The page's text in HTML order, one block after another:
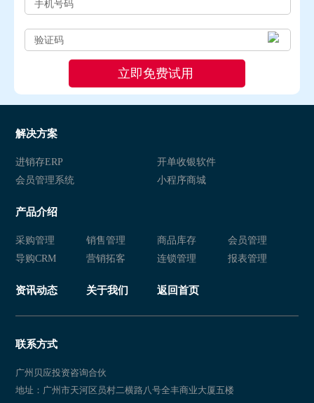
解决方案
进销存ERP
开单收银软件
会员管理系统
小程序商城
产品介绍
采购管理 销售管理 商品库存
会员管理
导购CRM
营销拓客 连锁管理 报表管理
资讯动态 关于我们 返回首页
联系方式
广州贝应投资咨询合伙
地址：广州市天河区员村二横路八号全丰商业大厦五楼